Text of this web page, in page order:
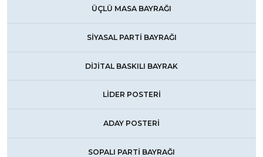
ÜÇLÜ MASA BAYRAĞI
SİYASAL PARTİ BAYRAĞI
DİJİTAL BASKILI BAYRAK
LİDER POSTERİ
ADAY POSTERİ
SOPALI PARTİ BAYRAĞI